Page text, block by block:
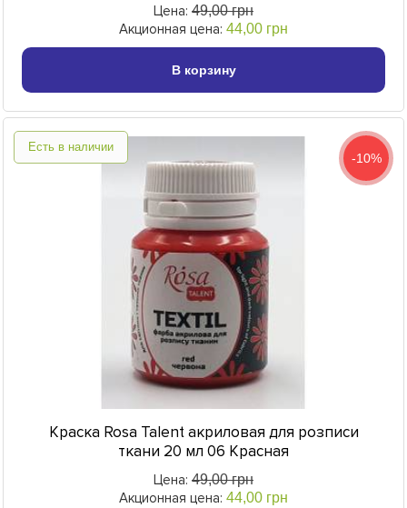
Цена: 49,00 грн
Акционная цена: 44,00 грн
В корзину
Есть в наличии
-10%
Краска Rosa Talent акриловая для розписи
ткани 20 мл 06 Красная
Цена: 49,00 грн
Акционная цена: 44,00 грн